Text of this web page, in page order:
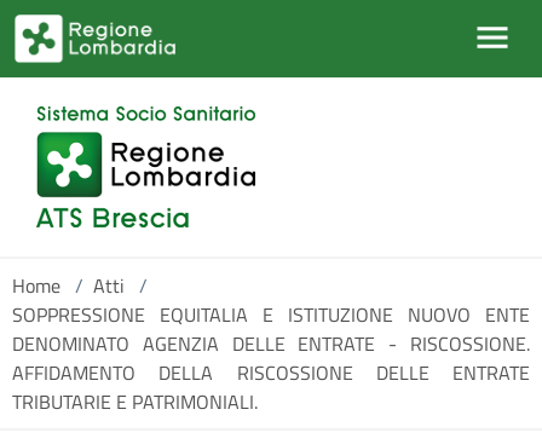
Salta al contenuto principale
Home / Atti /
SOPPRESSIONE EQUITALIA E ISTITUZIONE NUOVO ENTE
DENOMINATO AGENZIA DELLE ENTRATE - RISCOSSIONE.
AFFIDAMENTO DELLA RISCOSSIONE DELLE ENTRATE
TRIBUTARIE E PATRIMONIALI.